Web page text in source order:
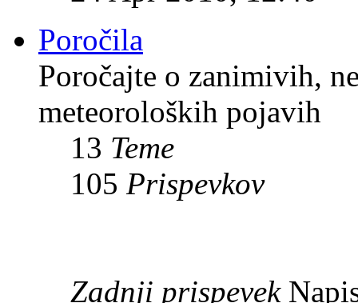
Poročila
Poročajte o zanimivih,
meteoroloških pojavih
13 Teme
105 Prispevkov
Zadnji prispevek